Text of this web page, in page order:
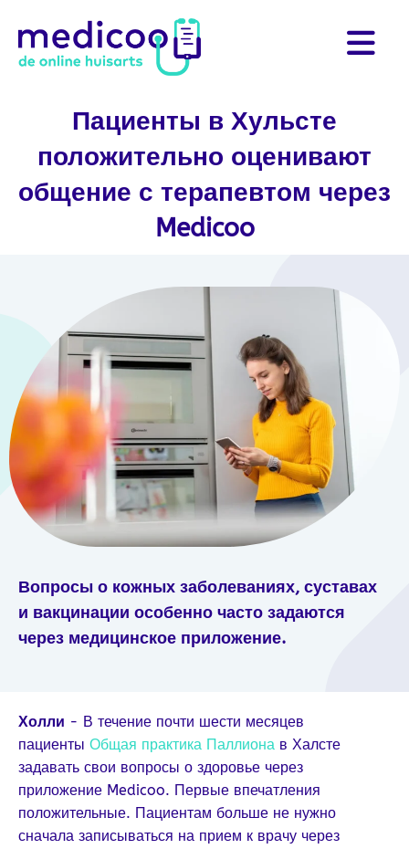
Пациенты в Хульсте
положительно оценивают
общение с терапевтом через
Medicoo
Вопросы о кожных заболеваниях, суставах
и вакцинации особенно часто задаются
через медицинское приложение.
Холли - В течение почти шести месяцев
пациенты Общая практика Паллиона в Халсте
задавать свои вопросы о здоровье через
приложение Medicoo. Первые впечатления
положительные. Пациентам больше не нужно
сначала записываться на прием к врачу через